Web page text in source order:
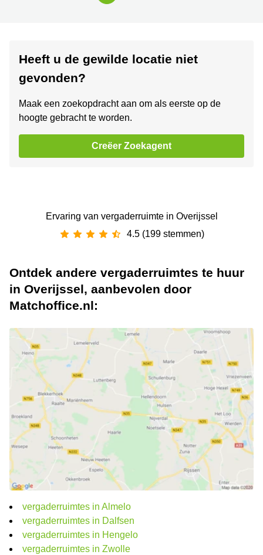
Heeft u de gewilde locatie niet
gevonden?
Maak een zoekopdracht aan om als eerste op de
hoogte gebracht te worden.
Creëer Zoekagent
Ervaring van ‪vergaderruimte‬ in Overijssel
4.5 (199 stemmen)
Ontdek andere vergaderruimtes te huur
in Overijssel, aanbevolen door
Matchoffice.nl:
vergaderruimtes in Almelo
vergaderruimtes in Dalfsen
vergaderruimtes in Hengelo
vergaderruimtes in Zwolle